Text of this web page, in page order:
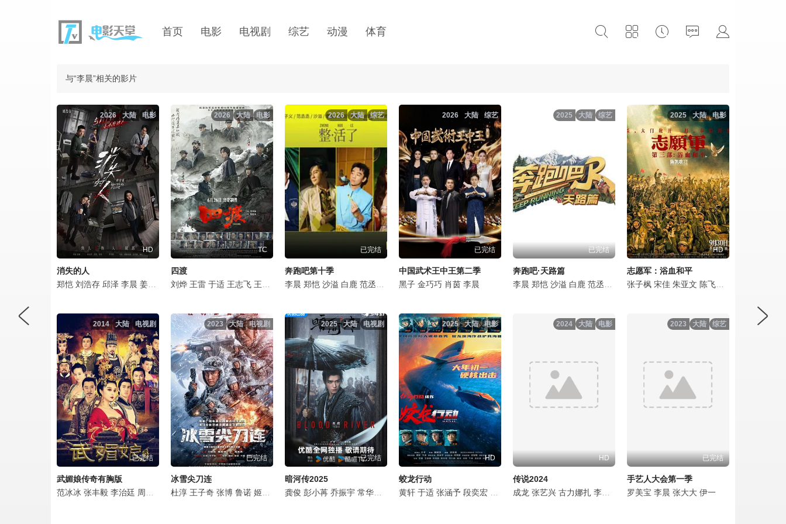
首页 电影 电视剧 综艺 动漫 体育
与“李晨”相关的影片
电影
大陆
2026
HD
消失的人
郑恺 刘浩存 邱泽 李晨 姜妍 黄小蕾 李梦 张琪 毕雯珺 冯兵 冯雪雅 汤心一
电影
大陆
2026
TC
四渡
刘烨 王雷 于适 王志飞 王耀庆 林永健 印小天 张俪 袁文康 许魏洲 李九霄 蓝盈莹 曹炳琨 王天辰 谷嘉诚 李健 高戈 夏子轩 曹靖时 郭子凡 释小龙 李岷城
综艺
大陆
2026
已完结
奔跑吧第十季
李晨 郑恺 沙溢 白鹿 范丞丞 张真源 孟子义 李昀锐
综艺
大陆
2026
已完结
中国武术王中王第二季
黑子 金巧巧 肖茵 李晨
综艺
大陆
2025
已完结
奔跑吧·天路篇
李晨 郑恺 沙溢 白鹿 范丞丞 宋雨琦 张真源 李昀锐 敖瑞鹏
电影
大陆
2025
HD
志愿军：浴血和平
张子枫 宋佳 朱亚文 陈飞宇
电视剧
大陆
2014
已完结
武媚娘传奇有胸版
范冰冰 张丰毅 李治廷 周海媚 张馨予 张彤 张定涵 李解 王绘春 张庭 张钧甯 陈思斯 李李仁 俞灏明 康福震 王文杰 任山 涂黎曼 施诗 沈保平 孙佳奇 赵雍
电视剧
大陆
2023
已完结
冰雪尖刀连
杜淳 王子奇 张博 鲁诺 姬他 于震 郑伟 于滨 薛奇 鞠江 李晨 颖儿 陈奕丞
电视剧
大陆
2025
已完结
暗河传2025
龚俊 彭小苒 乔振宇 常华森 杨雨潼 孔雪儿 章时安 耿乐 张铎 侯长荣 张睿 黑子 言杰 赵子琪 郭军 沈保平 刘昱晗 聂子皓 张维娜
电影
大陆
2025
HD
蛟龙行动
黄轩 于适 张涵予 段奕宏 王俊凯 杜江 李晨 王彦霖 蒋璐霞 韩东君 李九霄 高戈 孙毅 于震
电影
大陆
2024
HD
传说2024
成龙 张艺兴 古力娜扎 李治廷 李晨 彭小苒 窦骁 郑业成 马元
综艺
大陆
2023
已完结
手艺人大会第一季
罗美宝 李晨 张大大 伊一